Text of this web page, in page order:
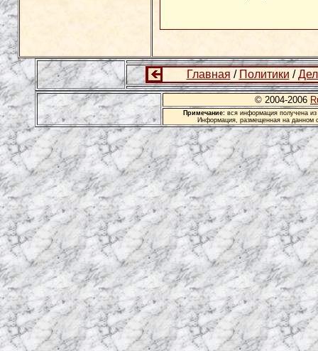
Главная / Политики /
© 2004-2006
Примечание: вся информация получена из
Информация, размещенная на данном